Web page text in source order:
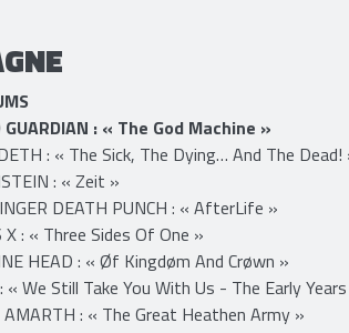
: « The God Machine »
: « The Sick, The Dying… And The Dead! »
: « Zeit »
DEATH PUNCH : « AfterLife »
X : « Three Sides Of One »
HEAD : « Øf Kingdøm And Crøwn »